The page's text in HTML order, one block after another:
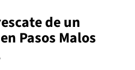
de un
Pasos Malos